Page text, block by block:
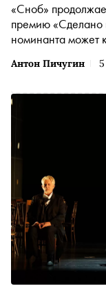
Антон Пичугин
«Сноб»
премию «Сделано
номинанта может каждый, заполнив
номинантах за